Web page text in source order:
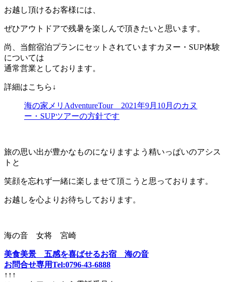
お越し頂けるお客様には、
ぜひアウトドアで残暑を楽しんで頂きたいと思います。
尚、当館宿泊プランにセットされていますカヌー・SUP体験
については
通常営業としております。
詳細はこちら↓
海の家メリAdventureTour 2021年9月10月のカヌ
ー・SUPツアーの方針です
旅の思い出が豊かなものになりますよう精いっぱいのアシス
トと
笑顔を忘れず一緒に楽しませて頂こうと思っております。
お越しを心よりお待ちしております。
海の音 女将 宮崎
美食美景 五感を喜ばせるお宿 海の音
お問合せ専用Tel:0796-43-6888
↑↑↑